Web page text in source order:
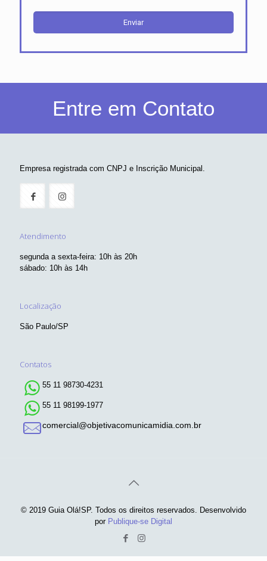
Entre em Contato
Empresa registrada com CNPJ e Inscrição Municipal.
Atendimento
segunda a sexta-feira: 10h às 20h
sábado: 10h às 14h
Localização
São Paulo/SP
Contatos
55 11 98730-4231
55 11 98199-1977
comercial@objetivacomunicamidia.com.br
© 2019 Guia Olá!SP. Todos os direitos reservados. Desenvolvido
por Publique-se Digital